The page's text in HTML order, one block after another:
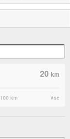
20km
100 km Vse